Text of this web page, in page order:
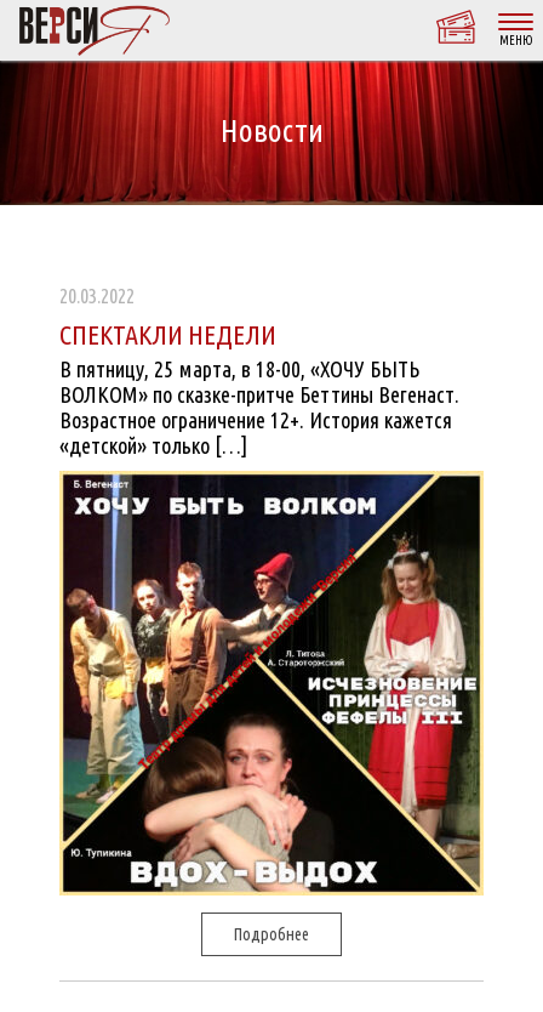
МЕНЮ
Новости
20.03.2022
СПЕКТАКЛИ НЕДЕЛИ
В пятницу, 25 марта, в 18-00, «ХОЧУ БЫТЬ
ВОЛКОМ» по сказке-притче Беттины Вегенаст.
Возрастное ограничение 12+. История кажется
«детской» только […]
Подробнее